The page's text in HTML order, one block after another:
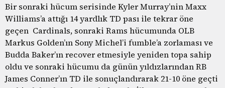
Bir sonraki hücum serisinde Kyler Murray’nin Maxx
Williams’a attığı 14 yardlık TD pası ile tekrar öne
geçen Cardinals, sonraki Rams hücumunda OLB
Markus Golden’ın Sony Michel’i fumble’a zorlaması ve
Budda Baker’ın recover etmesiyle yeniden topa sahip
oldu ve sonraki hücumu da günün yıldızlarından RB
James Conner’ın TD ile sonuçlandırarak 21-10 öne geçti